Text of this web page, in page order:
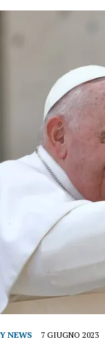
NEWS 7 GIUGNO 2023